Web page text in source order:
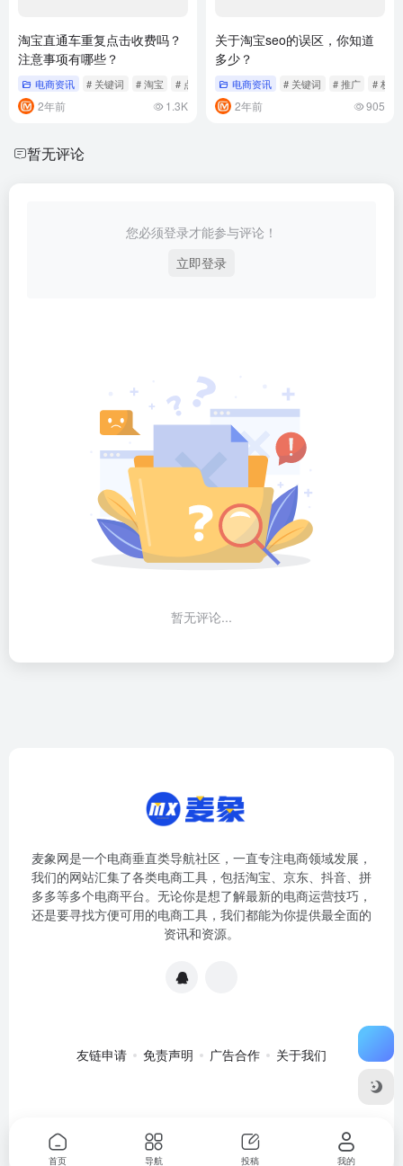
淘宝直通车重复点击收费吗？
注意事项有哪些？
电商资讯 # 关键词 # 淘宝 # 点击
2年前 1.3K
关于淘宝seo的误区，你知道
多少？
电商资讯 # 关键词 # 推广 # 权重
2年前 905
暂无评论
您必须登录才能参与评论！
立即登录
暂无评论...
麦象网是一个电商垂直类导航社区，一直专注电商领域发展，
我们的网站汇集了各类电商工具，包括淘宝、京东、抖音、拼
多多等多个电商平台。无论你是想了解最新的电商运营技巧，
还是要寻找方便可用的电商工具，我们都能为你提供最全面的
资讯和资源。
友链申请 免责声明 广告合作 关于我们
2020057301号-1
首页 导航 投稿 我的